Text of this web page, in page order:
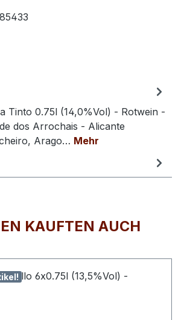
Tinto 0.75l (14,0%Vol) - Rotwein -
dos Arrochais - Alicante
Arago… Mehr
KAUFTEN AUCH